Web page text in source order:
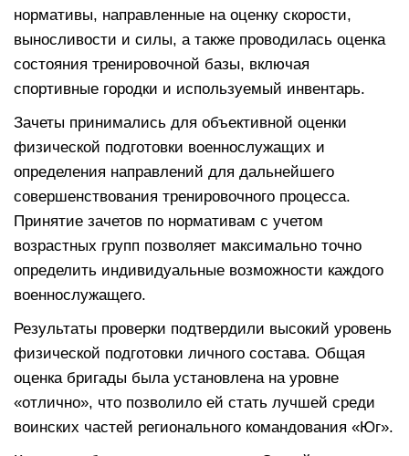
нормативы, направленные на оценку скорости,
выносливости и силы, а также проводилась оценка
состояния тренировочной базы, включая
спортивные городки и используемый инвентарь.
Зачеты принимались для объективной оценки
физической подготовки военнослужащих и
определения направлений для дальнейшего
совершенствования тренировочного процесса.
Принятие зачетов по нормативам с учетом
возрастных групп позволяет максимально точно
определить индивидуальные возможности каждого
военнослужащего.
Результаты проверки подтвердили высокий уровень
физической подготовки личного состава. Общая
оценка бригады была установлена на уровне
«отлично», что позволило ей стать лучшей среди
воинских частей регионального командования «Юг».